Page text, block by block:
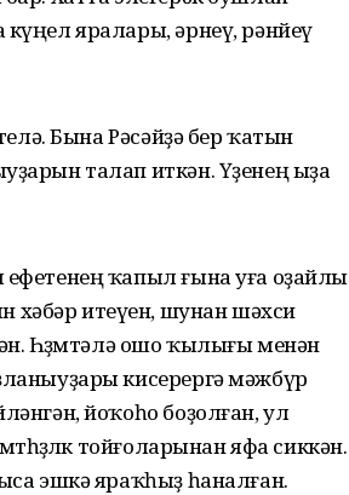
яралары, әрнеү, рәнйеү
Бына Рәсәйҙә бер ҡатын
талап иткән. Үҙенең ыҙа
ефетенең ҡапыл ғына уға оҙайлы
итеүен, шунан шәхси
Һөҙөмтәлә ошо ҡылығы менән
кисерергә мәжбүр
йоҡоһо боҙолған, ул
тойғоларынан яфа сиккән.
эшкә яраҡһыҙ һаналған.